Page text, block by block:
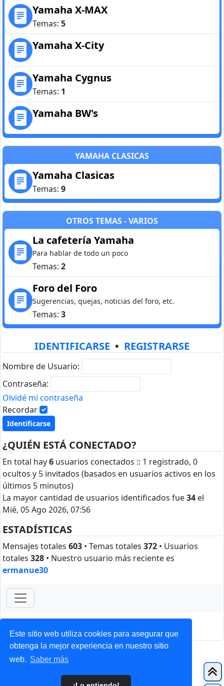
Este sitio web utiliza cookies para asegurar que
obtenga la mejor experiencia en nuestro sitio
web. Saber más
Yamaha X-MAX
Temas: 5
Yamaha X-City
Yamaha Cygnus
Temas: 1
Yamaha BW's
YAMAHA CLASICAS
Yamaha Clasicas
Temas: 9
OTROS TEMAS - VARIOS
La cafetería Yamaha
Para hablar de todo un poco
Temas: 2
Foro del Foro
Sugerencias, quejas, noticias del foro, etc.
Temas: 3
IDENTIFICARSE • REGISTRARSE
Nombre de Usuario:
Contraseña:
Olvidé mi contraseña
Recordar
¿QUIÉN ESTÁ CONECTADO?
En total hay6 usuarios conectados :: 1 registrado, 0
ocultos y 5 invitados (basados en usuarios activos en los
últimos 5 minutos)
La mayor cantidad de usuarios identificados fue34 el
Mié, 05 Ago 2026, 07:56
ESTADÍSTICAS
Mensajes totales 603 • Temas totales 372 • Usuarios
totales 328 • Nuestro usuario más reciente es
ermanue30
ForoClub 2025
Privacidad| Condiciones